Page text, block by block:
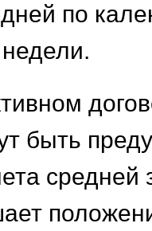
по
быть
средней